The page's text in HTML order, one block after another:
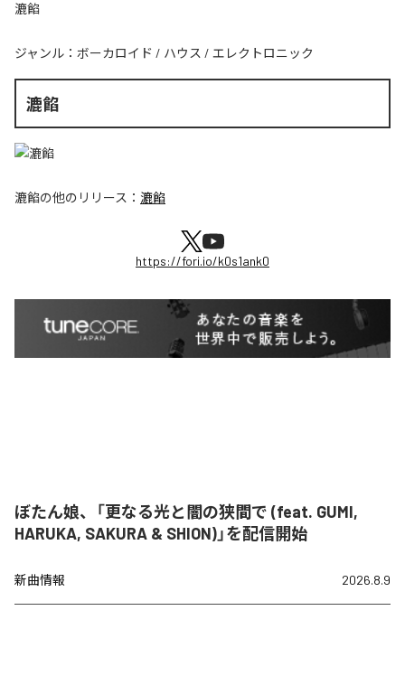
漉餡
ジャンル： ボーカロイド / ハウス / エレクトロニック
漉餡
漉餡の他のリリース： 漉餡
https://fori.io/k0s1ank0
ぼたん娘、「更なる光と闇の狭間で (feat. GUMI,
HARUKA, SAKURA & SHION)」を配信開始
新曲情報 2026.8.9